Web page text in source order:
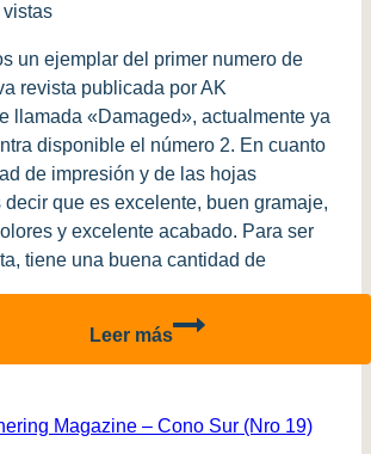
vistas
un ejemplar del primer numero de
revista publicada por AK
llamada «Damaged», actualmente ya
disponible el número 2. En cuanto
de impresión y de las hojas
decir que es excelente, buen gramaje,
y excelente acabado. Para ser
tiene una buena cantidad de
Leer más
Review
1